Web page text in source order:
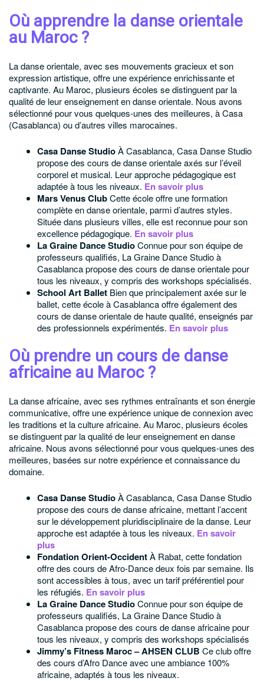
Où apprendre la danse orientale
au Maroc ?
La danse orientale, avec ses mouvements gracieux et son
expression artistique, offre une expérience enrichissante et
captivante. Au Maroc, plusieurs écoles se distinguent par la
qualité de leur enseignement en danse orientale. Nous avons
sélectionné pour vous quelques-unes des meilleures, à Casa
(Casablanca) ou d’autres villes marocaines.
Casa Danse StudioÀ Casablanca, Casa Danse Studio
propose des cours de danse orientale axés sur l’éveil
corporel et musical. Leur approche pédagogique est
adaptée à tous les niveaux. En savoir plus
Mars Venus ClubCette école offre une formation
complète en danse orientale, parmi d’autres styles.
Située dans plusieurs villes, elle est reconnue pour son
excellence pédagogique. En savoir plus
La Graine Dance StudioConnue pour son équipe de
professeurs qualifiés, La Graine Dance Studio à
Casablanca propose des cours de danse orientale pour
tous les niveaux, y compris des workshops spécialisés.
School Art Ballet Bien que principalement axée sur le
ballet, cette école à Casablanca offre également des
cours de danse orientale de haute qualité, enseignés par
des professionnels expérimentés. En savoir plus
Où prendre un cours de danse
africaine au Maroc ?
La danse africaine, avec ses rythmes entraînants et son énergie
communicative, offre une expérience unique de connexion avec
les traditions et la culture africaine. Au Maroc, plusieurs écoles
se distinguent par la qualité de leur enseignement en danse
africaine. Nous avons sélectionné pour vous quelques-unes des
meilleures, basées sur notre expérience et connaissance du
domaine.
Casa Danse StudioÀ Casablanca, Casa Danse Studio
propose des cours de danse africaine, mettant l’accent
sur le développement pluridisciplinaire de la danse. Leur
approche est adaptée à tous les niveaux. En savoir
plus
Fondation Orient-OccidentÀ Rabat, cette fondation
offre des cours de Afro-Dance deux fois par semaine. Ils
sont accessibles à tous, avec un tarif préférentiel pour
les réfugiés. En savoir plus
La Graine Dance StudioConnue pour son équipe de
professeurs qualifiés, La Graine Dance Studio à
Casablanca propose des cours de danse africaine pour
tous les niveaux, y compris des workshops spécialisés
Jimmy’s Fitness Maroc – AHSEN CLUB Ce club offre
des cours d’Afro Dance avec une ambiance 100%
africaine, adaptés à tous les niveaux.